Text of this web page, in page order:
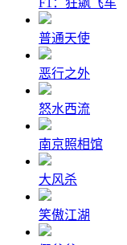
普通天使
恶行之外
怒水西流
南京照相馆
大风杀
笑傲江湖